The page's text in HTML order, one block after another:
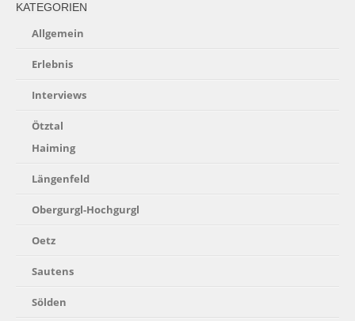
KATEGORIEN
Allgemein
Erlebnis
Interviews
Ötztal
Haiming
Längenfeld
Obergurgl-Hochgurgl
Oetz
Sautens
Sölden